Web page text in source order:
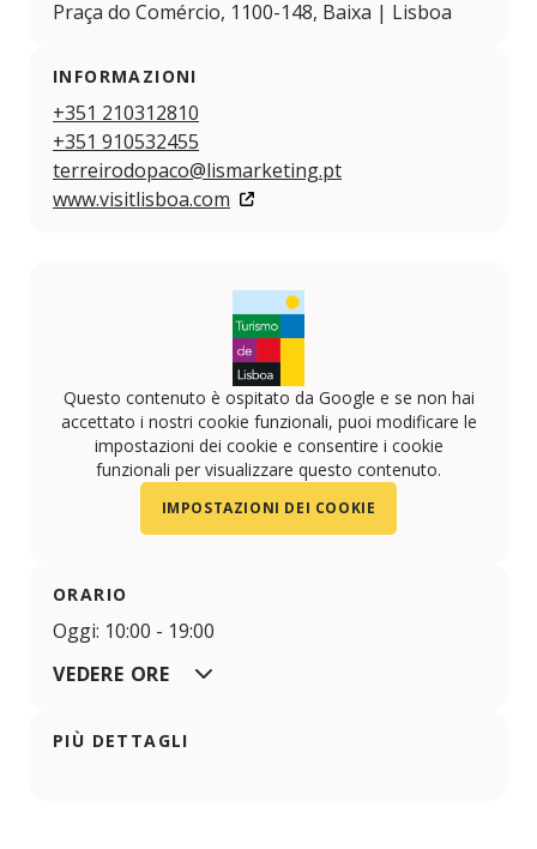
Praça do Comércio, 1100-148, Baixa | Lisboa
INFORMAZIONI
+351 210312810
+351 910532455
terreirodopaco@lismarketing.pt
www.visitlisboa.com
Questo contenuto è ospitato da Google e se non hai
accettato i nostri cookie funzionali, puoi modificare le
impostazioni dei cookie e consentire i cookie
funzionali per visualizzare questo contenuto.
IMPOSTAZIONI DEI COOKIE
ORARIO
Oggi: 10:00 - 19:00
VEDERE ORE
PIÙ DETTAGLI